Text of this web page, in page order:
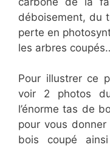
déboisement, du
perte en
les arbres
Pour illustrer ce
voir 2 photos
l’énorme tas de
pour vous
bois coupé